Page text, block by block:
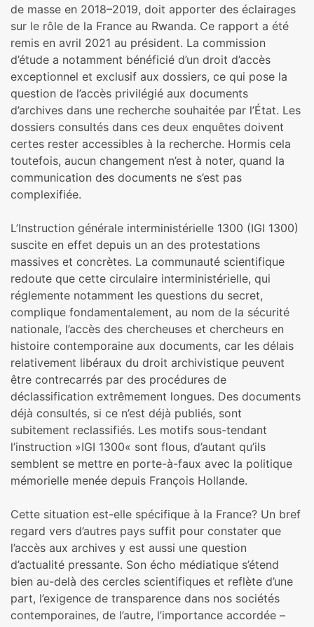
de masse en 2018–2019, doit apporter des éclairages
sur le rôle de la France au Rwanda. Ce rapport a été
remis en avril 2021 au président. La commission
d’étude a notamment bénéficié d’un droit d’accès
exceptionnel et exclusif aux dossiers, ce qui pose la
question de l’accès privilégié aux documents
d’archives dans une recherche souhaitée par l’État. Les
dossiers consultés dans ces deux enquêtes doivent
certes rester accessibles à la recherche. Hormis cela
toutefois, aucun changement n’est à noter, quand la
communication des documents ne s’est pas
complexifiée.
L’Instruction générale interministérielle 1300 (IGI 1300)
suscite en effet depuis un an des protestations
massives et concrètes. La communauté scientifique
redoute que cette circulaire interministérielle, qui
réglemente notamment les questions du secret,
complique fondamentalement, au nom de la sécurité
nationale, l’accès des chercheuses et chercheurs en
histoire contemporaine aux documents, car les délais
relativement libéraux du droit archivistique peuvent
être contrecarrés par des procédures de
déclassification extrêmement longues. Des documents
déjà consultés, si ce n’est déjà publiés, sont
subitement reclassifiés. Les motifs sous-tendant
l’instruction »IGI 1300« sont flous, d’autant qu’ils
semblent se mettre en porte-à-faux avec la politique
mémorielle menée depuis François Hollande.
Cette situation est-elle spécifique à la France? Un bref
regard vers d’autres pays suffit pour constater que
l’accès aux archives y est aussi une question
d’actualité pressante. Son écho médiatique s’étend
bien au-delà des cercles scientifiques et reflète d’une
part, l’exigence de transparence dans nos sociétés
contemporaines, de l’autre, l’importance accordée –